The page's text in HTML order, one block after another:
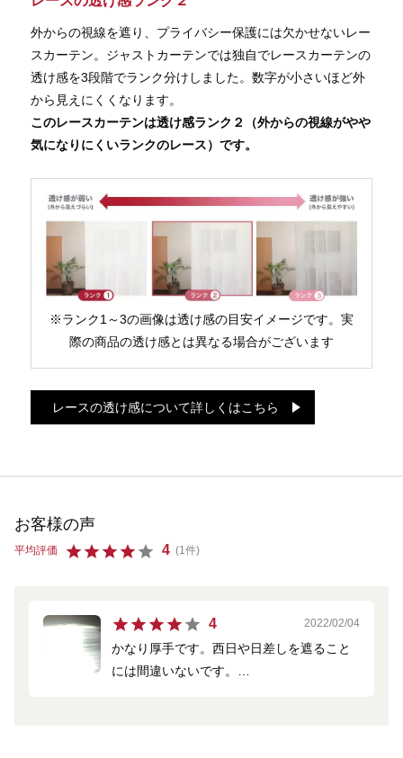
外からの視線を遮り、プライバシー保護には欠かせないレー
スカーテン。ジャストカーテンでは独自でレースカーテンの
透け感を3段階でランク分けしました。数字が小さいほど外
から見えにくくなります。
このレースカーテンは透け感ランク２（外からの視線がやや
気になりにくいランクのレース）です。
※ランク1～3の画像は透け感の目安イメージです。実
際の商品の透け感とは異なる場合がございます
レースの透け感について詳しくはこちら
お客様の声
平均評価 4 (1件)
4 2022/02/04
かなり厚手です。西日や日差しを遮ること
には間違いないです。